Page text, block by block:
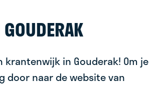
in Gouderak! Om je
door naar de website van